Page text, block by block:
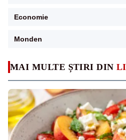
MAI MULTE ȘTIRI DIN
Economie
Monden